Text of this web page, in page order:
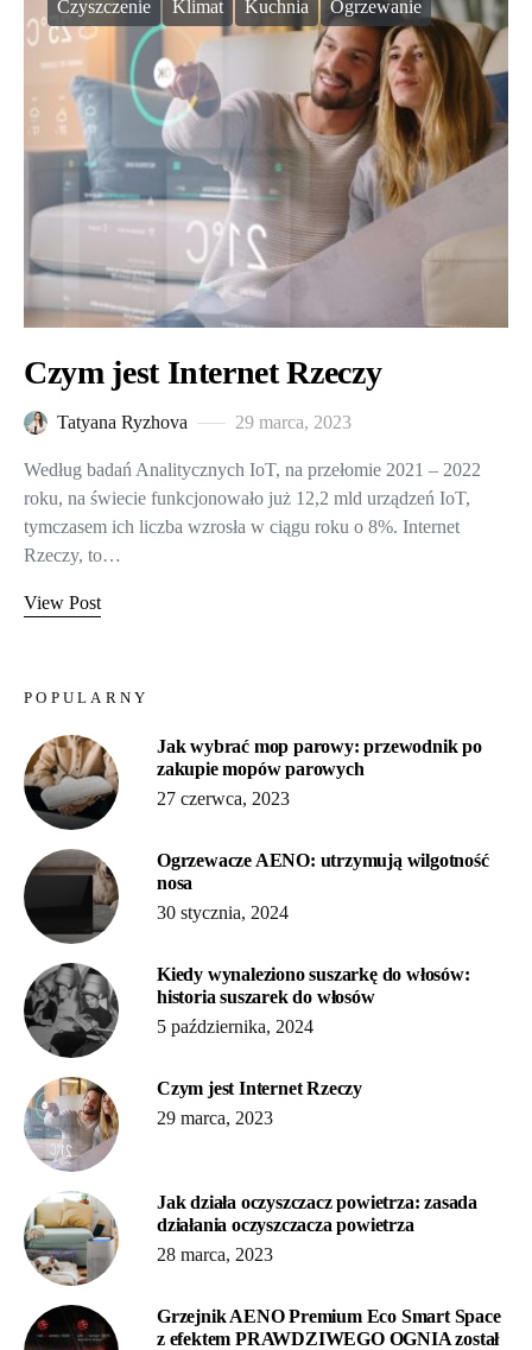
Czyszczenie Klimat Kuchnia Ogrzewanie
Czym jest Internet Rzeczy
Tatyana Ryzhova 29 marca, 2023
Według badań Analitycznych IoT, na przełomie 2021 – 2022
roku, na świecie funkcjonowało już 12,2 mld urządzeń IoT,
tymczasem ich liczba wzrosła w ciągu roku o 8%. Internet
Rzeczy, to…
View Post
POPULARNY
Jak wybrać mop parowy: przewodnik po
zakupie mopów parowych
27 czerwca, 2023
Ogrzewacze AENO: utrzymują wilgotność
nosa
30 stycznia, 2024
Kiedy wynaleziono suszarkę do włosów:
historia suszarek do włosów
5 października, 2024
Czym jest Internet Rzeczy
29 marca, 2023
Jak działa oczyszczacz powietrza: zasada
działania oczyszczacza powietrza
28 marca, 2023
Grzejnik AENO Premium Eco Smart Space
z efektem PRAWDZIWEGO OGNIA został